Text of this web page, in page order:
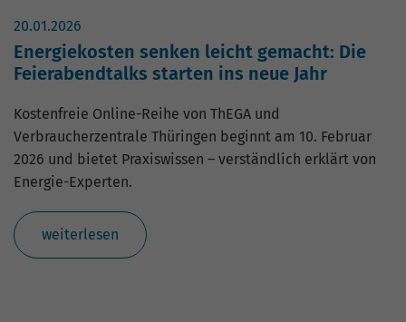
20.01.2026
Energiekosten senken leicht gemacht: Die
Feierabendtalks starten ins neue Jahr
Kostenfreie Online-Reihe von ThEGA und
Verbraucherzentrale Thüringen beginnt am 10. Februar
2026 und bietet Praxiswissen – verständlich erklärt von
Energie-Experten.
weiterlesen